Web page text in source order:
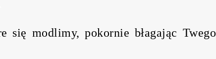
się modlimy, pokornie błagając Twego